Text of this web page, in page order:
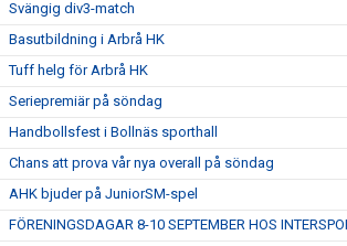
Svängig div3-match
Basutbildning i Arbrå HK
Tuff helg för Arbrå HK
Seriepremiär på söndag
Handbollsfest i Bollnäs sporthall
Chans att prova vår nya overall på söndag
AHK bjuder på JuniorSM-spel
FÖRENINGSDAGAR 8-10 SEPTEMBER HOS